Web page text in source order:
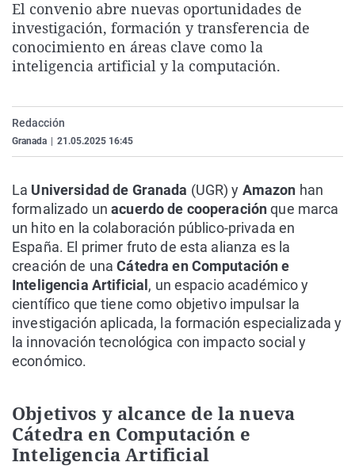
La rosa de los vientos
Gente viajera
Como el perro y el
Caso
Retornados
Equipo de
Extremadura
Galicia
La Rioja
Virales
Televisión
Elecciones
El convenio abre nuevas oportunidades de
investigación, formación y transferencia de
conocimiento en áreas clave como la
inteligencia artificial y la computación.
Redacción
Granada 21.05.2025 16:45
La Universidad de Granada (UGR) y Amazon han
formalizado unacuerdo de cooperaciónque marca
un hito en la colaboración público-privada en
España. El primer fruto de esta alianza es la
creación de unaCátedra en Computación e
Inteligencia Artificial , un espacio académico y
científico que tiene como objetivo impulsar la
investigación aplicada, la formación especializada y
la innovación tecnológica con impacto social y
económico.
Objetivos y alcance de la nueva
Cátedra en Computación e
Inteligencia Artificial